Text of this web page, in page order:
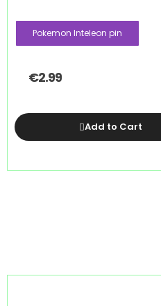
Pokemon Inteleon pin
€2.99
Add to Cart